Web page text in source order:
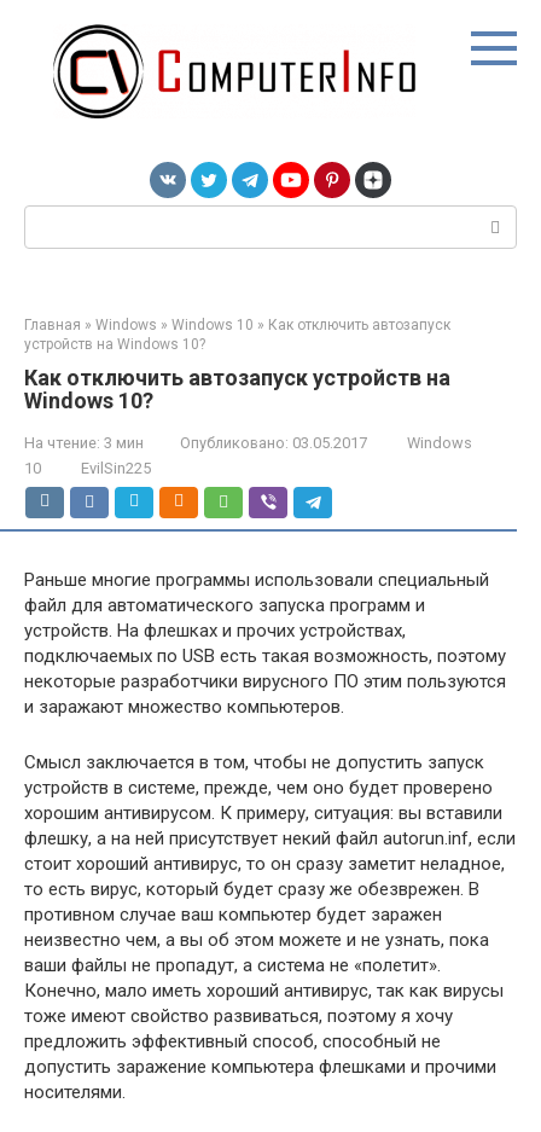
контенту
Главная » Windows » Windows 10 » Как отключить автозапуск
устройств на Windows 10?
Как отключить автозапуск устройств на
Windows 10?
На чтение: 3 мин Опубликовано: 03.05.2017
Windows
10
EvilSin225
Раньше многие программы использовали специальный
файл для автоматического запуска программ и
устройств. На флешках и прочих устройствах,
подключаемых по USB есть такая возможность, поэтому
некоторые разработчики вирусного ПО этим пользуются
и заражают множество компьютеров.
Смысл заключается в том, чтобы не допустить запуск
устройств в системе, прежде, чем оно будет проверено
хорошим антивирусом. К примеру, ситуация: вы вставили
флешку, а на ней присутствует некий файл autorun.inf, если
стоит хороший антивирус, то он сразу заметит неладное,
то есть вирус, который будет сразу же обезврежен. В
противном случае ваш компьютер будет заражен
неизвестно чем, а вы об этом можете и не узнать, пока
ваши файлы не пропадут, а система не «полетит».
Конечно, мало иметь хороший антивирус, так как вирусы
тоже имеют свойство развиваться, поэтому я хочу
предложить эффективный способ, способный не
допустить заражение компьютера флешками и прочими
носителями.